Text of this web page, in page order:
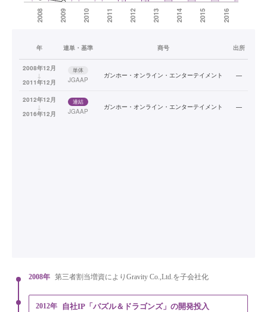
年 連単・基準 商号 出所
2008年12月
↓
2011年12月
単体
JGAAP
ガンホー・オンライン・エンターテイメント —
2012年12月
↓
2016年12月
連結
JGAAP
ガンホー・オンライン・エンターテイメント —
2008年 第三者割当増資によりGravity Co.,Ltd.を子会社化
2012年 自社IP「パズル＆ドラゴンズ」の開発投入